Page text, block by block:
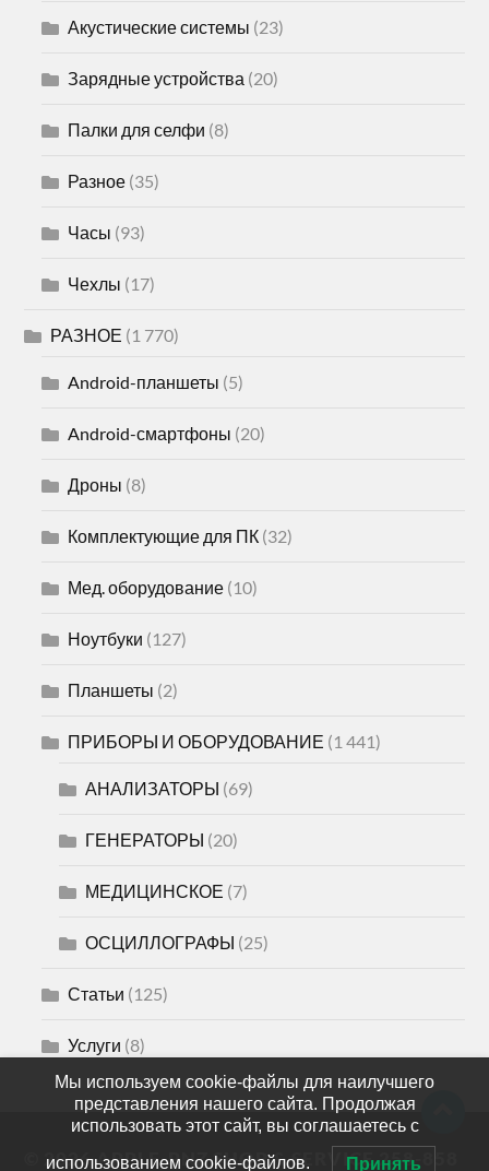
Акустические системы (23)
Зарядные устройства (20)
Палки для селфи (8)
Разное (35)
Часы (93)
Чехлы (17)
РАЗНОЕ (1 770)
Android-планшеты (5)
Android-смартфоны (20)
Дроны (8)
Комплектующие для ПК (32)
Мед. оборудование (10)
Ноутбуки (127)
Планшеты (2)
ПРИБОРЫ И ОБОРУДОВАНИЕ (1 441)
АНАЛИЗАТОРЫ (69)
ГЕНЕРАТОРЫ (20)
МЕДИЦИНСКОЕ (7)
ОСЦИЛЛОГРАФЫ (25)
Статьи (125)
Услуги (8)
© 2026APPLE-PNZ SHOP & SERVICE 258-858
Мы используем cookie-файлы для наилучшего
представления нашего сайта. Продолжая
использовать этот сайт, вы соглашаетесь с
использованием cookie-файлов. Принять